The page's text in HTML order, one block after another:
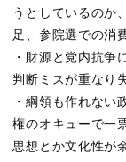
うとしているのか
足、参院選での消
・財源と党内抗争
判断ミスが重なり
・綱領も作れない
権のオキューで一
思想とか文化性が